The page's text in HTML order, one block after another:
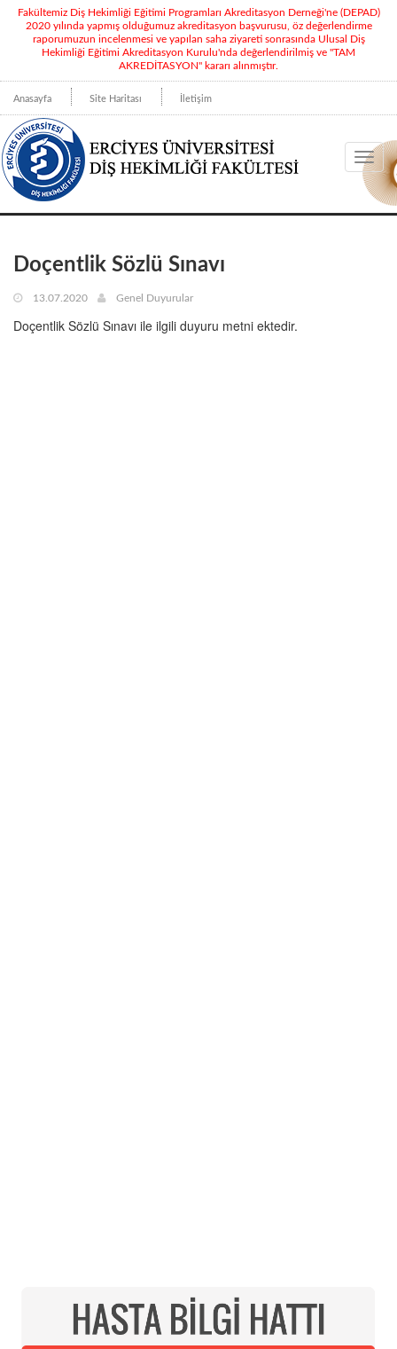
Fakültemiz Diş Hekimliği Eğitimi Programları Akreditasyon Derneği'ne (DEPAD)
2020 yılında yapmış olduğumuz akreditasyon başvurusu, öz değerlendirme
raporumuzun incelenmesi ve yapılan saha ziyareti sonrasında Ulusal Diş
Hekimliği Eğitimi Akreditasyon Kurulu'nda değerlendirilmiş ve "TAM
AKREDİTASYON" kararı alınmıştır.
Anasayfa Site Haritası İletişim
Doçentlik Sözlü Sınavı
13.07.2020 Genel Duyurular
Doçentlik Sözlü Sınavı ile ilgili duyuru metni ektedir.